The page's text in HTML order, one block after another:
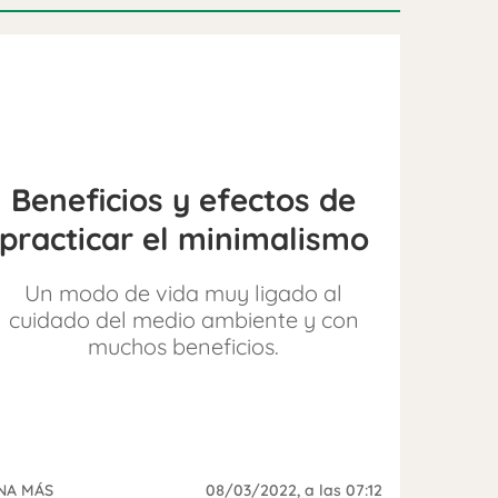
Beneficios y efectos de
el minimalismo
Un modo de vida muy ligado al
cuidado del medio ambiente y con
muchos beneficios.
MÁS 08/03/2022, a las 07:12